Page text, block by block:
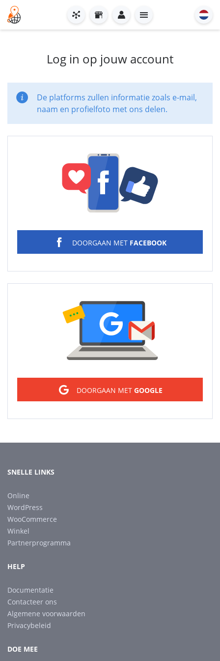
Log in op jouw account
De platforms zullen informatie zoals e-mail,
naam en profielfoto met ons delen.
DOORGAAN MET FACEBOOK
DOORGAAN MET GOOGLE
SNELLE LINKS
Online
WordPress
WooCommerce
Winkel
Partnerprogramma
HELP
Documentatie
Contacteer ons
Algemene voorwaarden
Privacybeleid
DOE MEE